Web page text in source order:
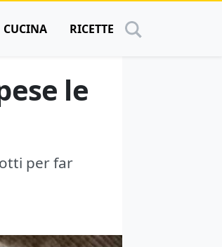
CUCINA RICETTE
le
per far